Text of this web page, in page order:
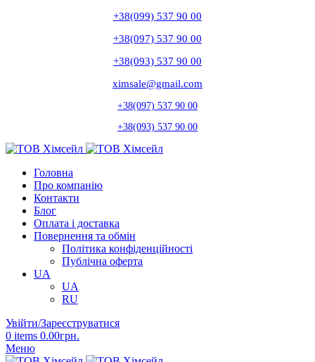
+38(099) 537 90 00
+38(097) 537 90 00
+38(093) 537 90 00
ximsale@gmail.com
+38(097) 537 90 00
+38(093) 537 90 00
Головна
Про компанію
Контакти
Блог
Оплата і доставка
Повернення та обмін
Політика конфіденційності
Публічна оферта
UA
UA
RU
Увійти/Зареєструватися
0 items 0.00грн.
Меню